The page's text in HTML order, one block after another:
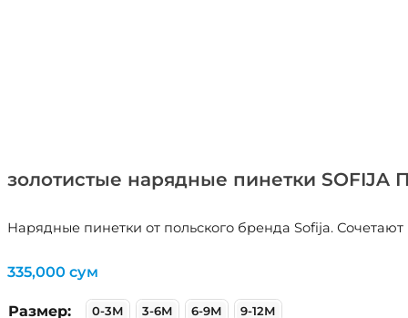
золотистые нарядные пинетки SOFIJA
Нарядные пинетки от польского бренда Sofija.
335,000 сум
Размер: 0-3М 3-6М 6-9М 9-12М